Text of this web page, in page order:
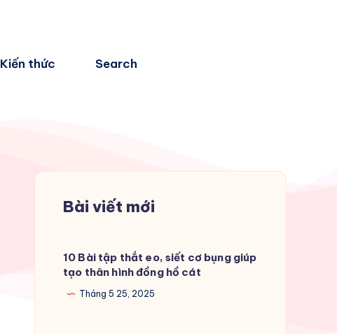
Kiến thức Search
Bài viết mới
10 Bài tập thắt eo, siết cơ bụng giúp
tạo thân hình đồng hồ cát
Tháng 5 25, 2025